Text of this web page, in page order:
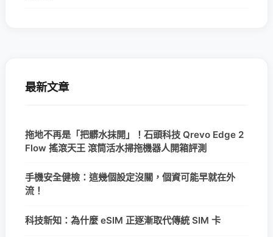
最新文章
拖地不再是「把髒水抹開」！石頭科技 Qrevo Edge 2
Flow 搖滾天王 滾筒活水掃拖機器人開箱評測
手機安全健檢：這幾個設定沒關，個資可能早就在外
流！
科技新知：為什麼 eSIM 正逐漸取代傳統 SIM 卡